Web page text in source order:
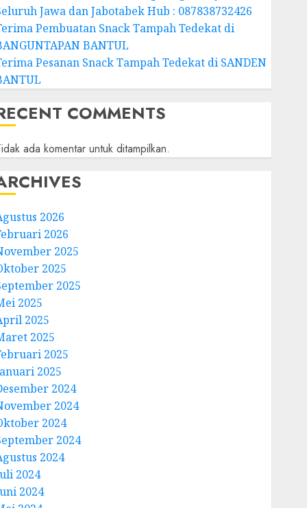
Jawa dan Jabotabek Hub : 087838732426
Pembuatan Snack Tampah Tedekat di
BANTUL
Pesanan Snack Tampah Tedekat di SANDEN
COMMENTS
ada komentar untuk ditampilkan.
2026
2026
2025
2025
2025
2025
2025
2025
2025
2025
2024
2024
2024
2024
2024
2024
2024